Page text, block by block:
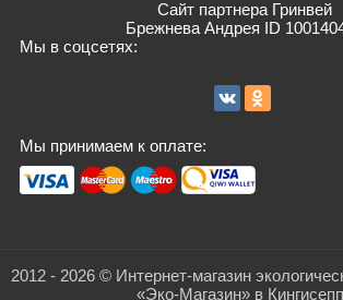
Сайт партнера Гринвей
Брежнева Андрея ID
Мы в соцсетях:
Мы принимаем к оплате:
2012 - 2026 © Интернет-магазин
«Эко-Магазин» в